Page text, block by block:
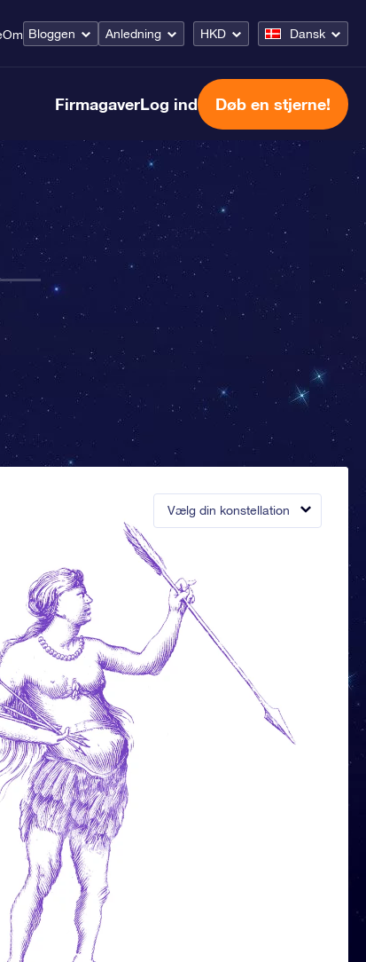
Om Bloggen Anledning HKD Dansk
FirmagaverLog ind Døb en stjerne!
Vælg din konstellation